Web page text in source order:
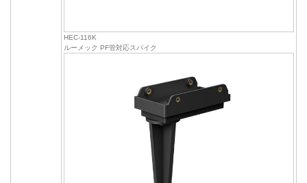
HEC-116K
ルーメック PF管対応スパイク